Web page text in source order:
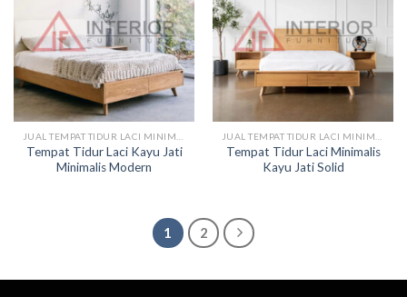
Tempat Tidur Laci Kayu Jati
Minimalis Modern
Tempat Tidur Laci Minimalis
Kayu Jati Solid
1 2